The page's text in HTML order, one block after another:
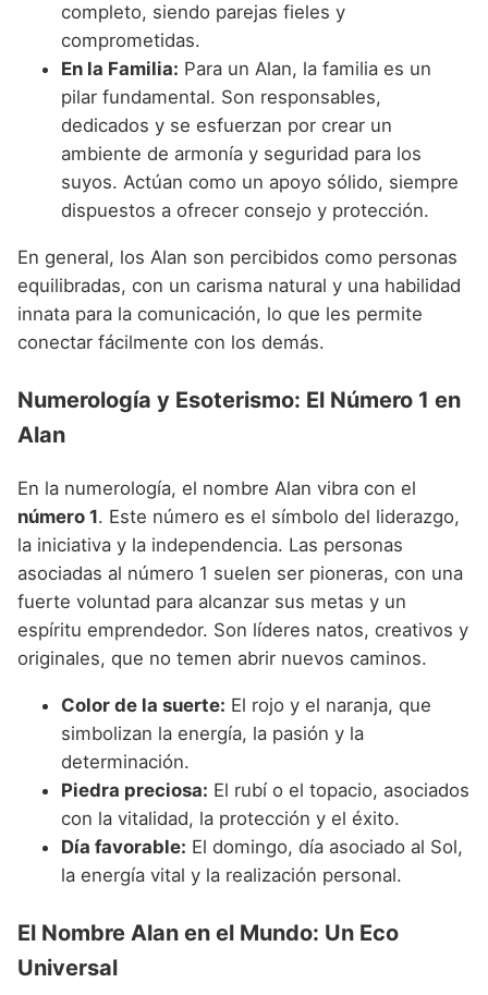
completo, siendo parejas fieles y
comprometidas.
En la Familia: Para un Alan, la familia es un
pilar fundamental. Son responsables,
dedicados y se esfuerzan por crear un
ambiente de armonía y seguridad para los
suyos. Actúan como un apoyo sólido, siempre
dispuestos a ofrecer consejo y protección.
En general, los Alan son percibidos como personas
equilibradas, con un carisma natural y una habilidad
innata para la comunicación, lo que les permite
conectar fácilmente con los demás.
Numerología y Esoterismo: El Número 1 en
Alan
En la numerología, el nombre Alan vibra con el
número 1. Este número es el símbolo del liderazgo,
la iniciativa y la independencia. Las personas
asociadas al número 1 suelen ser pioneras, con una
fuerte voluntad para alcanzar sus metas y un
espíritu emprendedor. Son líderes natos, creativos y
originales, que no temen abrir nuevos caminos.
Color de la suerte: El rojo y el naranja, que
simbolizan la energía, la pasión y la
determinación.
Piedra preciosa: El rubí o el topacio, asociados
con la vitalidad, la protección y el éxito.
Día favorable: El domingo, día asociado al Sol,
la energía vital y la realización personal.
El Nombre Alan en el Mundo: Un Eco
Universal